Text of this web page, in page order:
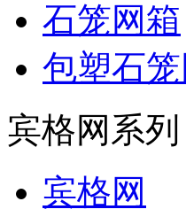
石笼网箱
包塑石笼
宾格网系列
宾格网